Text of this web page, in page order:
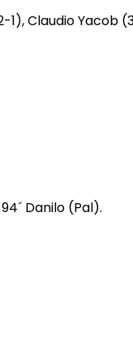
Claudio Yacob
Danilo (Pal).